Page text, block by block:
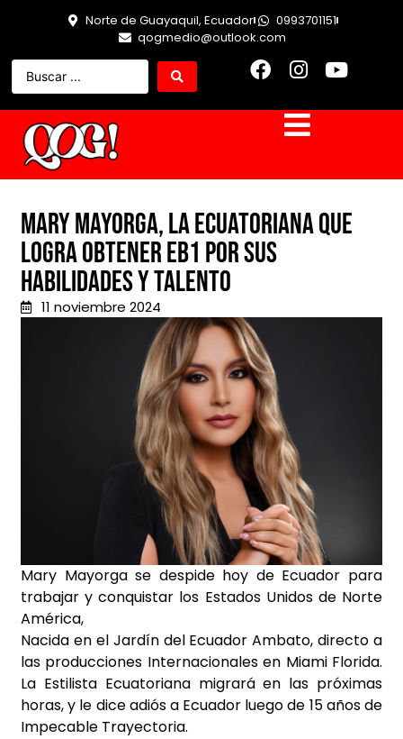
Norte de Guayaquil, Ecuador
0993701151
qogmedio@outlook.com
Mary Mayorga, la ecuatoriana que
logra obtener EB1 por sus
habilidades y talento
11 noviembre 2024
Mary Mayorga se despide hoy de Ecuador para
trabajar y conquistar los Estados Unidos de Norte
América,
Nacida en el Jardín del Ecuador Ambato, directo a
las producciones Internacionales en Miami Florida.
La Estilista Ecuatoriana migrará en las próximas
horas, y le dice adiós a Ecuador luego de 15 años de
Impecable Trayectoria.